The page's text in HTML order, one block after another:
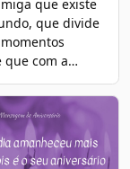
que existe
que divide
que com a…